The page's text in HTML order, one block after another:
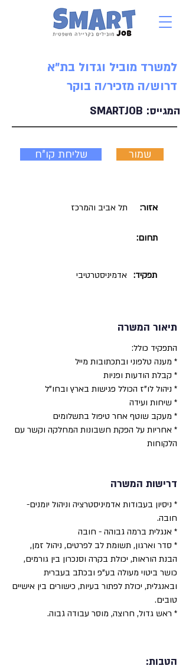
למשרד מוביל וגדול בת"א
דרוש/ה מזכיר/ה בוקר
SMARTJOB המגייס:
שליחת קו"ח שמור
תל אביב והמרכז אזור:
תחום:
אדמיניסטרטיבי תפקיד:
תיאור המשרה
התפקיד כולל:
* מענה טלפוני ובתכתובות מייל
* קבלת הודעות ופניות
* ניהול לו"ז הכולל פגישות בארץ ובחו"ל
* שיחות ועידה
* מעקב שוטף אחר טיפול בתשלומים
* אחריות על הפקת חשבונות המחלקה וקשר עם
הלקוחות
דרישות המשרה
* ניסיון בעבודות אדמיניסטרציה וניהול יומנים-
חובה.
* אנגלית ברמה גבוהה - חובה
* סדר וארגון, תשומת לב לפרטים, ניהול זמן,
הבנת הוראות, יכולת בקרה וסנכרון בין גורמים,
כושר ביטוי מעולה בע"פ ובכתב בעברית
ובאנגלית, יכולת לפתור בעיות, כישורים בין אישיים
טובים.
* ראש גדול, חרוצה, מוסר עבודה גבוה.
הטבות: